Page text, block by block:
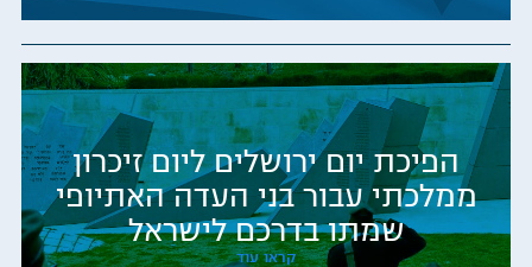
הפיכת יום ירושלים ליום זיכרון
ממלכתי עבור בני העדה האתיופי
שמתו בדרכם לישראל
קראו עוד